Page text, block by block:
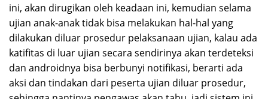
ini, akan dirugikan oleh keadaan ini, kemudian selama
ujian anak-anak tidak bisa melakukan hal-hal yang
dilakukan diluar prosedur pelaksanaan ujian, kalau ada
katifitas di luar ujian secara sendirinya akan terdeteksi
dan androidnya bisa berbunyi notifikasi, berarti ada
aksi dan tindakan dari peserta ujian diluar prosedur,